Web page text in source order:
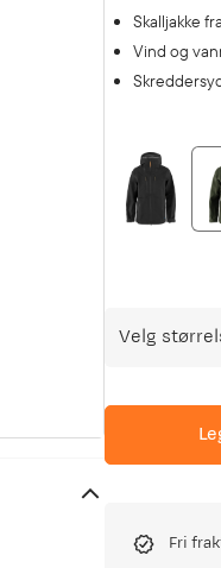
Skalljakke
Vind og
Velg
Fri